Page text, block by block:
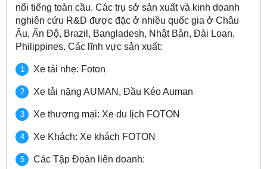
nổi tiếng toàn cầu. Các trụ sở sản xuất và kinh doanh
nghiên cứu R&D được đặc ở nhiều quốc gia ở Châu
Âu, Ấn Độ, Brazil, Bangladesh, Nhật Bản, Đài Loan,
Philippines. Các lĩnh vực sản xuất:
Xe tải nhẹ: Foton
Xe tải nặng AUMAN, Đầu Kéo Auman
Xe thương mại: Xe du lịch FOTON
Xe Khách: Xe khách FOTON
Các Tập Đoàn liên doanh: